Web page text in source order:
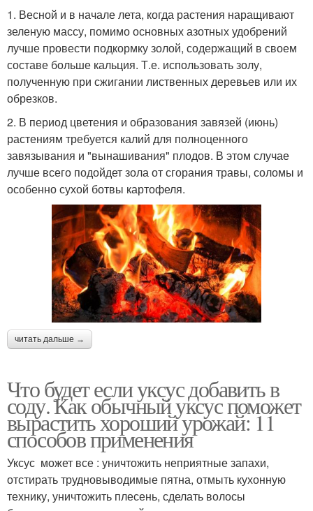
1. Весной и в начале лета, когда растения наращивают
зеленую массу, помимо основных азотных удобрений
лучше провести подкормку золой, содержащий в своем
составе больше кальция. Т.е. использовать золу,
полученную при сжигании лиственных деревьев или их
обрезков.
2. В период цветения и образования завязей (июнь)
растениям требуется калий для полноценного
завязывания и "вынашивания" плодов. В этом случае
лучше всего подойдет зола от сгорания травы, соломы и
особенно сухой ботвы картофеля.
читать дальше →
Что будет если уксус добавить в
соду. Как обычный уксус поможет
вырастить хороший урожай: 11
способов применения
Уксус может все : уничтожить неприятные запахи,
отстирать трудновыводимые пятна, отмыть кухонную
технику, уничтожить плесень, сделать волосы